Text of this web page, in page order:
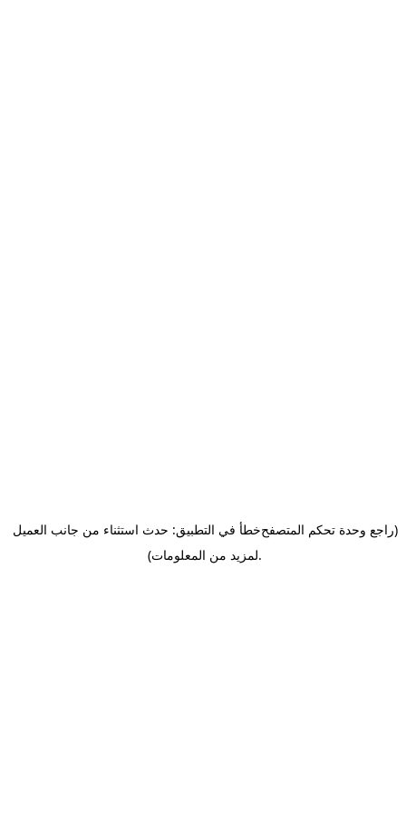
خطأ في التطبيق: حدث استثناء من جانب العميل(راجع وحدة تحكم المتصفح
لمزيد من المعلومات).